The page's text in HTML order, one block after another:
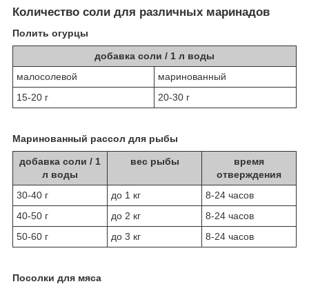
Количество соли для различных маринадов
Полить огурцы
добавка соли / 1 л воды
малосолевой
маринованный
15-20 г
20-30 г
Маринованный рассол для рыбы
добавка соли / 1
л воды
вес рыбы
время
отверждения
30-40 г
до 1 кг
8-24 часов
40-50 г
до 2 кг
8-24 часов
50-60 г
до 3 кг 8-24 часов
Посолки для мяса